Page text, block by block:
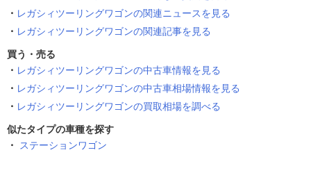
レガシィツーリングワゴンの関連ニュースを見る
レガシィツーリングワゴンの関連記事を見る
買う・売る
レガシィツーリングワゴンの中古車情報を見る
レガシィツーリングワゴンの中古車相場情報を見る
レガシィツーリングワゴンの買取相場を調べる
似たタイプの車種を探す
ステーションワゴン